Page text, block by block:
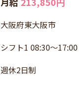
大阪府東大阪市
シフト1 08:30～17:00
シフト3 08:30～18:30
週休2日制